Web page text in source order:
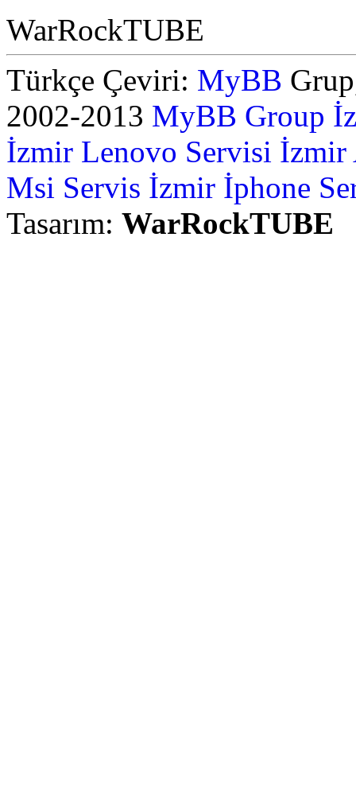
WarRockTUBE
Türkçe Çeviri: MyBB
2002-2013 MyBB Group
İzmir Lenovo Servisi İzmir
Msi Servis İzmir İphone
Tasarım: WarRockTUBE